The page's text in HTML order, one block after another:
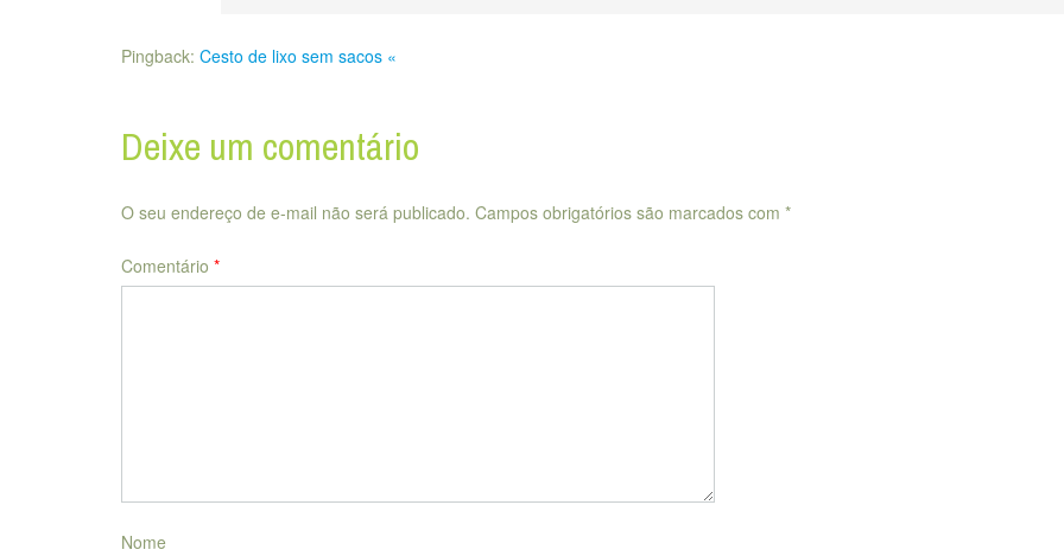
Pingback: Cesto de lixo sem sacos «
Deixe um comentário
O seu endereço de e-mail não será publicado. Campos obrigatórios são marcados com *
Comentário *
Nome